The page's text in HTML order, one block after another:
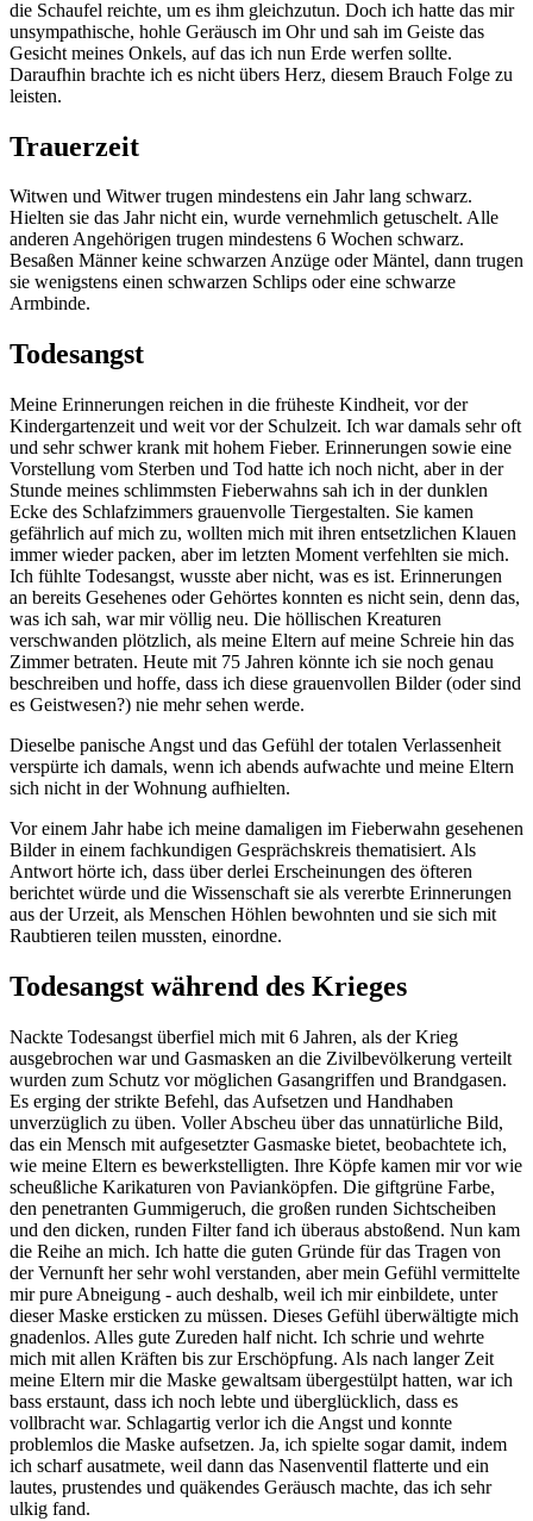
die Schaufel reichte, um es ihm gleichzutun. Doch ich hatte das mir
unsympathische, hohle Geräusch im Ohr und sah im Geiste das
Gesicht meines Onkels, auf das ich nun Erde werfen sollte.
Daraufhin brachte ich es nicht übers Herz, diesem Brauch Folge zu
leisten.
Trauerzeit
Witwen und Witwer trugen mindestens ein Jahr lang schwarz.
Hielten sie das Jahr nicht ein, wurde vernehmlich getuschelt. Alle
anderen Angehörigen trugen mindestens 6 Wochen schwarz.
Besaßen Männer keine schwarzen Anzüge oder Mäntel, dann trugen
sie wenigstens einen schwarzen Schlips oder eine schwarze
Armbinde.
Todesangst
Meine Erinnerungen reichen in die früheste Kindheit, vor der
Kindergartenzeit und weit vor der Schulzeit. Ich war damals sehr oft
und sehr schwer krank mit hohem Fieber. Erinnerungen sowie eine
Vorstellung vom Sterben und Tod hatte ich noch nicht, aber in der
Stunde meines schlimmsten Fieberwahns sah ich in der dunklen
Ecke des Schlafzimmers grauenvolle Tiergestalten. Sie kamen
gefährlich auf mich zu, wollten mich mit ihren entsetzlichen Klauen
immer wieder packen, aber im letzten Moment verfehlten sie mich.
Ich fühlte Todesangst, wusste aber nicht, was es ist. Erinnerungen
an bereits Gesehenes oder Gehörtes konnten es nicht sein, denn das,
was ich sah, war mir völlig neu. Die höllischen Kreaturen
verschwanden plötzlich, als meine Eltern auf meine Schreie hin das
Zimmer betraten. Heute mit 75 Jahren könnte ich sie noch genau
beschreiben und hoffe, dass ich diese grauenvollen Bilder (oder sind
es Geistwesen?) nie mehr sehen werde.
Dieselbe panische Angst und das Gefühl der totalen Verlassenheit
verspürte ich damals, wenn ich abends aufwachte und meine Eltern
sich nicht in der Wohnung aufhielten.
Vor einem Jahr habe ich meine damaligen im Fieberwahn gesehenen
Bilder in einem fachkundigen Gesprächskreis thematisiert. Als
Antwort hörte ich, dass über derlei Erscheinungen des öfteren
berichtet würde und die Wissenschaft sie als vererbte Erinnerungen
aus der Urzeit, als Menschen Höhlen bewohnten und sie sich mit
Raubtieren teilen mussten, einordne.
Todesangst während des Krieges
Nackte Todesangst überfiel mich mit 6 Jahren, als der Krieg
ausgebrochen war und Gasmasken an die Zivilbevölkerung verteilt
wurden zum Schutz vor möglichen Gasangriffen und Brandgasen.
Es erging der strikte Befehl, das Aufsetzen und Handhaben
unverzüglich zu üben. Voller Abscheu über das unnatürliche Bild,
das ein Mensch mit aufgesetzter Gasmaske bietet, beobachtete ich,
wie meine Eltern es bewerkstelligten. Ihre Köpfe kamen mir vor wie
scheußliche Karikaturen von Pavianköpfen. Die giftgrüne Farbe,
den penetranten Gummigeruch, die großen runden Sichtscheiben
und den dicken, runden Filter fand ich überaus abstoßend. Nun kam
die Reihe an mich. Ich hatte die guten Gründe für das Tragen von
der Vernunft her sehr wohl verstanden, aber mein Gefühl vermittelte
mir pure Abneigung - auch deshalb, weil ich mir einbildete, unter
dieser Maske ersticken zu müssen. Dieses Gefühl überwältigte mich
gnadenlos. Alles gute Zureden half nicht. Ich schrie und wehrte
mich mit allen Kräften bis zur Erschöpfung. Als nach langer Zeit
meine Eltern mir die Maske gewaltsam übergestülpt hatten, war ich
bass erstaunt, dass ich noch lebte und überglücklich, dass es
vollbracht war. Schlagartig verlor ich die Angst und konnte
problemlos die Maske aufsetzen. Ja, ich spielte sogar damit, indem
ich scharf ausatmete, weil dann das Nasenventil flatterte und ein
lautes, prustendes und quäkendes Geräusch machte, das ich sehr
ulkig fand.